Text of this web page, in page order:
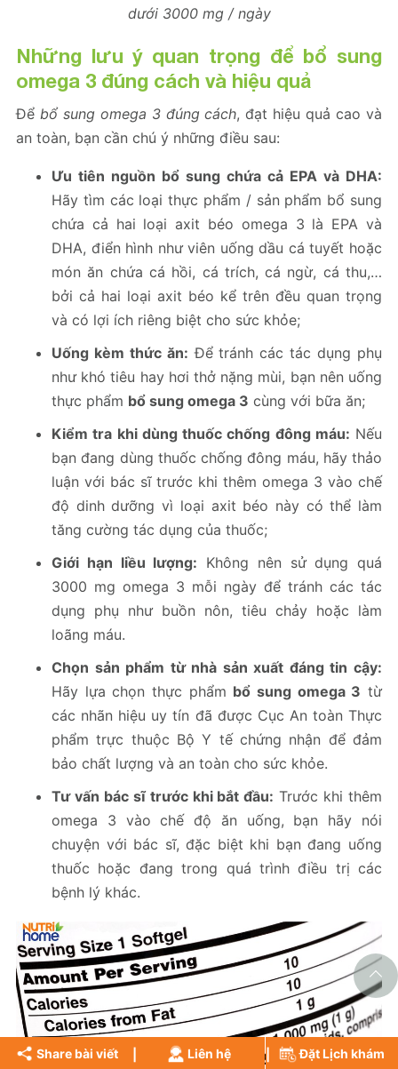
dưới 3000 mg / ngày
Những lưu ý quan trọng để bổ sung
omega 3 đúng cách và hiệu quả
Để bổ sung omega 3 đúng cách, đạt hiệu quả cao và
an toàn, bạn cần chú ý những điều sau:
Ưu tiên nguồn bổ sung chứa cả EPA và DHA:
Hãy tìm các loại thực phẩm / sản phẩm bổ sung
chứa cả hai loại axit béo omega 3 là EPA và
DHA, điển hình như viên uống dầu cá tuyết hoặc
món ăn chứa cá hồi, cá trích, cá ngừ, cá thu,…
bởi cả hai loại axit béo kể trên đều quan trọng
và có lợi ích riêng biệt cho sức khỏe;
Uống kèm thức ăn: Để tránh các tác dụng phụ
như khó tiêu hay hơi thở nặng mùi, bạn nên uống
thực phẩm bổ sung omega 3 cùng với bữa ăn;
Kiểm tra khi dùng thuốc chống đông máu: Nếu
bạn đang dùng thuốc chống đông máu, hãy thảo
luận với bác sĩ trước khi thêm omega 3 vào chế
độ dinh dưỡng vì loại axit béo này có thể làm
tăng cường tác dụng của thuốc;
Giới hạn liều lượng: Không nên sử dụng quá
3000 mg omega 3 mỗi ngày để tránh các tác
dụng phụ như buồn nôn, tiêu chảy hoặc làm
loãng máu.
Chọn sản phẩm từ nhà sản xuất đáng tin cậy:
Hãy lựa chọn thực phẩm bổ sung omega 3 từ
các nhãn hiệu uy tín đã được Cục An toàn Thực
phẩm trực thuộc Bộ Y tế chứng nhận để đảm
bảo chất lượng và an toàn cho sức khỏe.
Tư vấn bác sĩ trước khi bắt đầu: Trước khi thêm
omega 3 vào chế độ ăn uống, bạn hãy nói
chuyện với bác sĩ, đặc biệt khi bạn đang uống
thuốc hoặc đang trong quá trình điều trị các
bệnh lý khác.
Share bài viết Liên hệ Đặt Lịch khám